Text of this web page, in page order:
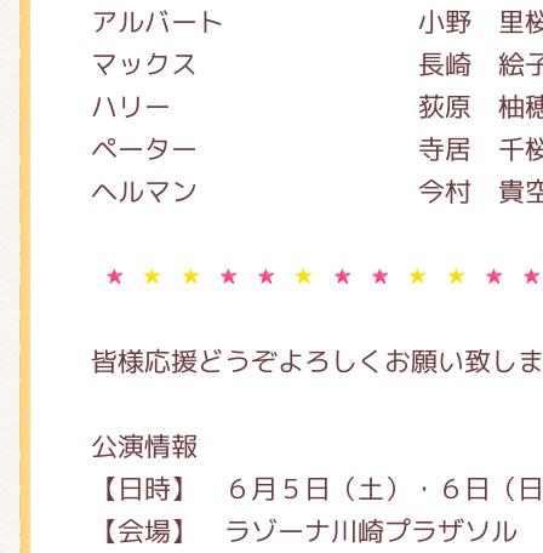
アルバート 小野 里
マックス 長崎 絵
ハリー 荻原 柚
ペーター 寺居 千
ヘルマン 今村 貴
皆様応援どうぞよろしくお願い致し
公演情報
【日時】 ６月５日（土）・６日（
【会場】 ラゾーナ川崎プラザソル